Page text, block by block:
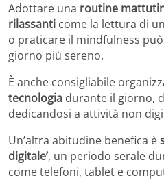
Adottare una routine
rilassanti come la lettura di
o praticare il mindfulness
giorno più sereno.
È anche consigliabile
tecnologia durante il giorno,
dedicandosi a attività non
Un’altra abitudine benefica è
digitale’, un periodo serale
come telefoni, tablet e